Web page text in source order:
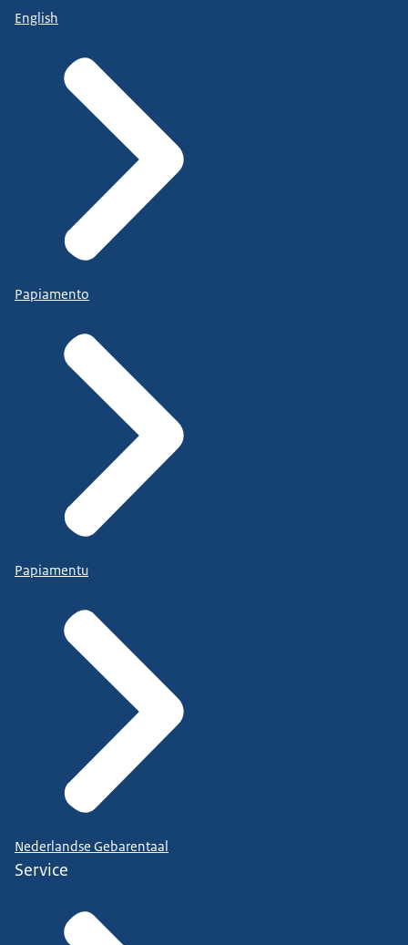
English
Papiamento
Papiamentu
Nederlandse Gebarentaal
Service